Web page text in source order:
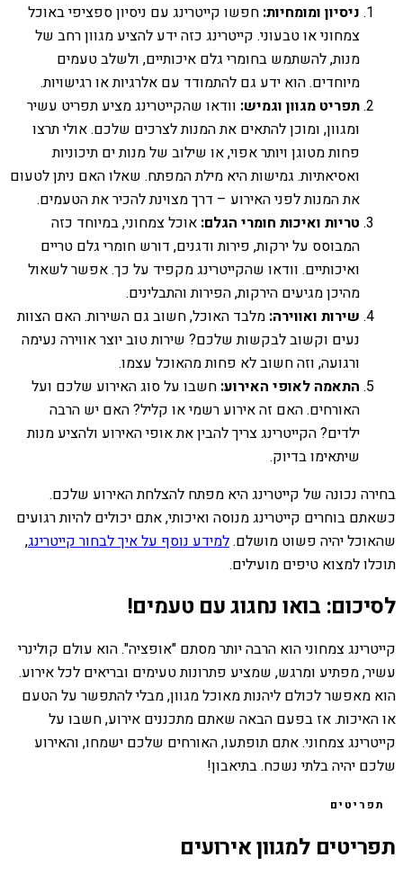
ניסיון ומומחיות: חפשו קייטרינג עם ניסיון ספציפי באוכל
צמחוני או טבעוני. קייטרינג כזה ידע להציע מגוון רחב של
מנות, להשתמש בחומרי גלם איכותיים, ולשלב טעמים
מיוחדים. הוא ידע גם להתמודד עם אלרגיות או רגישויות.
תפריט מגוון וגמיש: וודאו שהקייטרינג מציע תפריט עשיר
ומגוון, ומוכן להתאים את המנות לצרכים שלכם. אולי תרצו
פחות מטוגן ויותר אפוי, או שילוב של מנות ים תיכוניות
ואסיאתיות. גמישות היא מילת המפתח. שאלו האם ניתן לטעום
את המנות לפני האירוע – דרך מצוינת להכיר את הטעמים.
טריות ואיכות חומרי הגלם: אוכל צמחוני, במיוחד כזה
המבוסס על ירקות, פירות ודגנים, דורש חומרי גלם טריים
ואיכותיים. וודאו שהקייטרינג מקפיד על כך. אפשר לשאול
מהיכן מגיעים הירקות, הפירות והתבלינים.
שירות ואווירה: מלבד האוכל, חשוב גם השירות. האם הצוות
נעים וקשוב לבקשות שלכם? שירות טוב יוצר אווירה נעימה
ורגועה, וזה חשוב לא פחות מהאוכל עצמו.
התאמה לאופי האירוע: חשבו על סוג האירוע שלכם ועל
האורחים. האם זה אירוע רשמי או קליל? האם יש הרבה
ילדים? הקייטרינג צריך להבין את אופי האירוע ולהציע מנות
שיתאימו בדיוק.
בחירה נכונה של קייטרינג היא מפתח להצלחת האירוע שלכם.
כשאתם בוחרים קייטרינג מנוסה ואיכותי, אתם יכולים להיות רגועים
שהאוכל יהיה פשוט מושלם.למידע נוסף על איך לבחור קייטרינג,
תוכלו למצוא טיפים מועילים.
לסיכום: בואו נחגוג עם טעמים!
קייטרינג צמחוני הוא הרבה יותר מסתם "אופציה". הוא עולם קולינרי
עשיר, מפתיע ומרגש, שמציע פתרונות טעימים ובריאים לכל אירוע.
הוא מאפשר לכולם ליהנות מאוכל מגוון, מבלי להתפשר על הטעם
או האיכות. אז בפעם הבאה שאתם מתכננים אירוע, חשבו על
קייטרינג צמחוני. אתם תופתעו, האורחים שלכם ישמחו, והאירוע
שלכם יהיה בלתי נשכח. בתיאבון!
תפריטים
תפריטים למגוון אירועים